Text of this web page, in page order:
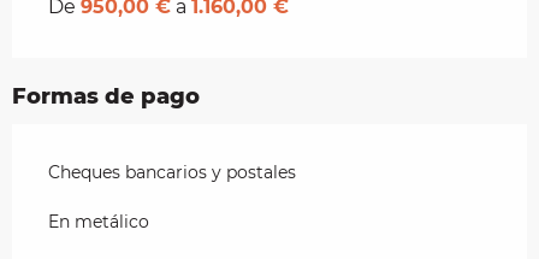
De 950,00 € a 1.160,00 €
Formas de pago
Cheques bancarios y postales
En metálico